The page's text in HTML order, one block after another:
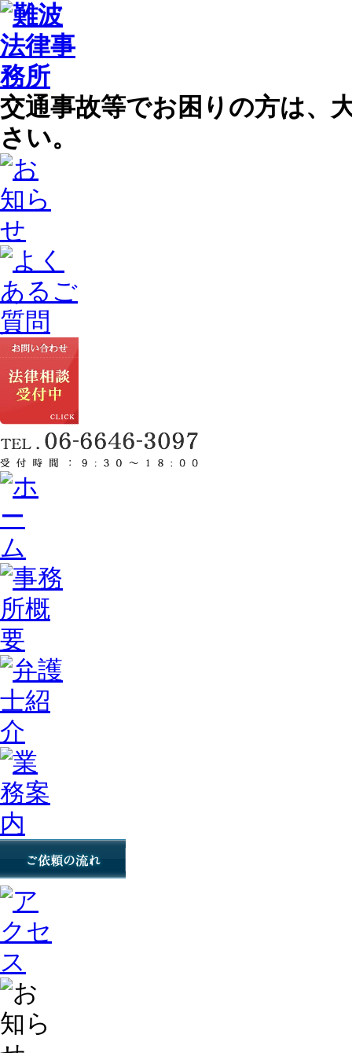
交通事故等でお困りの方は、
さい。